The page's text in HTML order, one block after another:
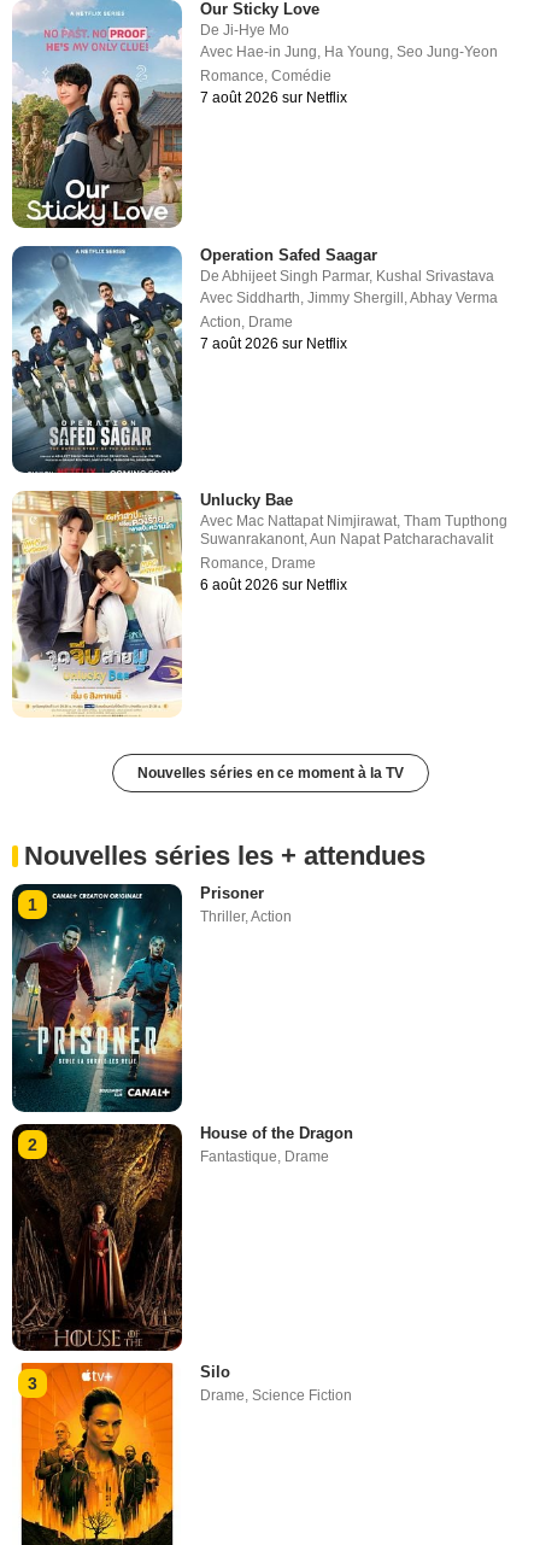
Our Sticky Love
DeJi-Hye Mo
Avec Hae-in Jung, Ha Young,Seo Jung-Yeon
Romance,Comédie
7 août 2026 sur Netflix
Operation Safed Saagar
DeAbhijeet Singh Parmar, Kushal Srivastava
AvecSiddharth ,Jimmy Shergill ,Abhay Verma
Action Drame
7 août 2026 sur Netflix
Unlucky Bae
Avec Mac Nattapat Nimjirawat,Tham Tupthong
Suwanrakanont,Aun Napat Patcharachavalit
Romance, Drame
6 août 2026 sur Netflix
Nouvelles séries en ce moment à la TV
Nouvelles séries les + attendues
1
Prisoner
Thriller,Action
2
House of the Dragon
Fantastique Drame
3
Silo
Drame,Science Fiction